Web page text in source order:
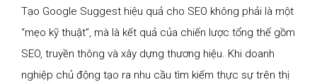
Tạo Google Suggest hiệu quả cho SEO không phải là một
“mẹo kỹ thuật”, mà là kết quả của chiến lược tổng thể gồm
SEO, truyền thông và xây dựng thương hiệu. Khi doanh
nghiệp chủ động tạo ra nhu cầu tìm kiếm thực sự trên thị